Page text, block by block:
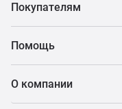
Покупателям
Помощь
О компании